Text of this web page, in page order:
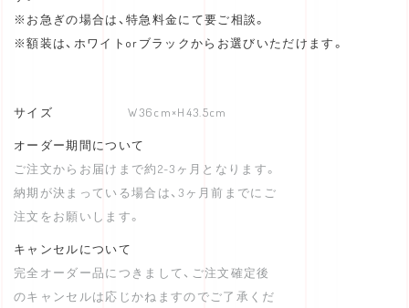
※お急ぎの場合は、特急料金にて要ご相談。
※額装は、ホワイトorブラックからお選びいただけます。
サイズ W36cm×H43.5cm
オーダー期間について
ご注文からお届けまで約2~3ヶ月となります。
納期が決まっている場合は、3ヶ月前までにご
注文をお願いします。
キャンセルについて
完全オーダー品につきまして、ご注文確定後
のキャンセルは応じかねますのでご了承くだ